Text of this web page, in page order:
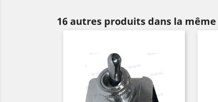
16 autres produits dans la